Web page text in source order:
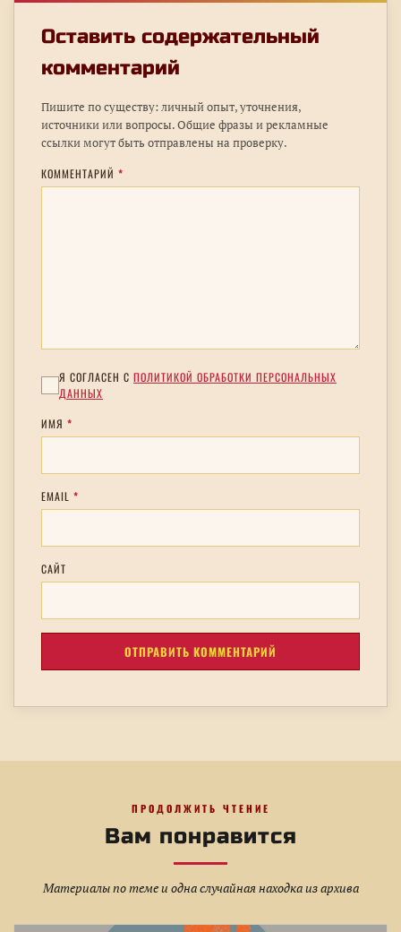
Оставить содержательный
комментарий
Пишите по существу: личный опыт, уточнения,
источники или вопросы. Общие фразы и рекламные
ссылки могут быть отправлены на проверку.
КОММЕНТАРИЙ *
Я СОГЛАСЕН С ПОЛИТИКОЙ ОБРАБОТКИ ПЕРСОНАЛЬНЫХ
ДАННЫХ
ИМЯ *
EMAIL *
САЙТ
ПРОДОЛЖИТЬ ЧТЕНИЕ
Вам понравится
Материалы по теме и одна случайная находка из архива